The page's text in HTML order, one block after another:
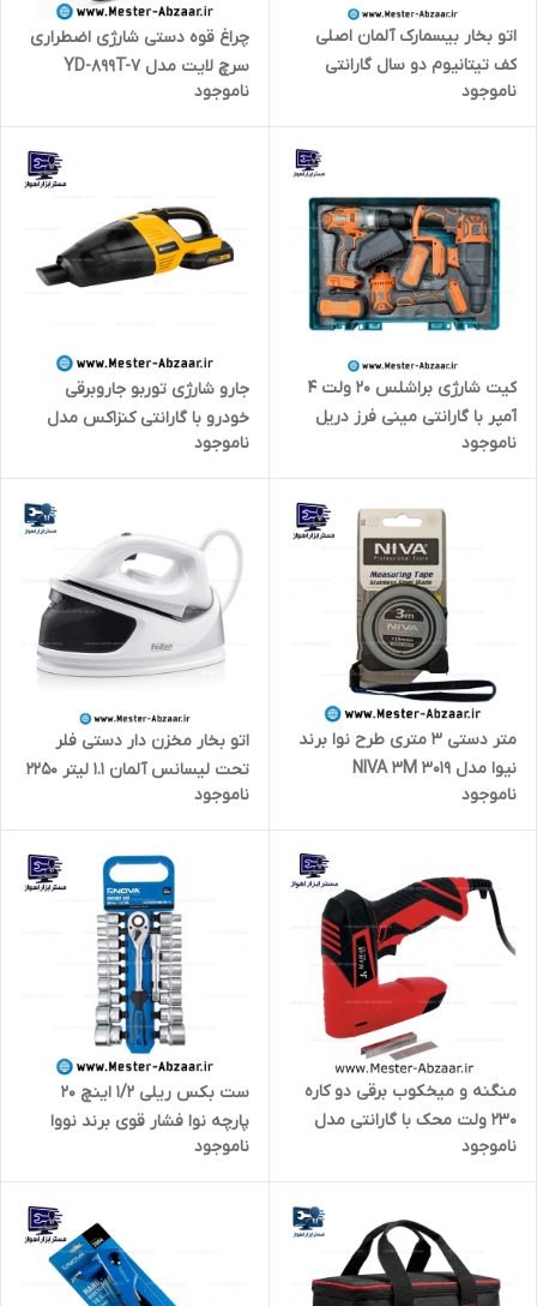
اتو بخار بیسمارک آلمان اصلی
کف تیتانیوم دو سال گارانتی
مدل BISMARK GERMANY
ناموجود
چراغ قوه دستی شارژی اضطراری
سرچ لایت مدل YD-899T-7
SEARCHLIGHT
ناموجود
کیت شارژی براشلس 20 ولت 4
آمپر با گارانتی مینی فرز دریل
تخریب سه کاره آنکور پی ام
مدل ANCHOR P.M EAR E.A.R
ناموجود
جارو شارژی توربو جاروبرقی
خودرو با گارانتی کنزاکس مدل
KVC-118 KENZAX
ناموجود
متر دستی 3 متری طرح نوا برند
نیوا مدل 3019 NIVA 3M
ناموجود
اتو بخار مخزن دار دستی فلر
تحت لیسانس آلمان 1.1 لیتر 2250
مدل پرو
ناموجود
منگنه و میخکوب برقی دو کاره
230 ولت محک با گارانتی مدل
SN-1415 MAHAK میخ کوب محک
ناموجود
ست بکس ریلی 1/2 اینچ 20
پارچه نوا فشار قوی برند نووا
NOVA مدل 6692
ناموجود